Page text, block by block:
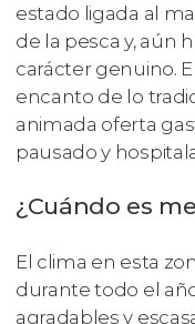
estado ligada al
de la pesca y, aún
carácter genuino.
encanto de lo
animada oferta
pausado y
¿Cuándo es
El clima en esta
durante todo el
agradables y